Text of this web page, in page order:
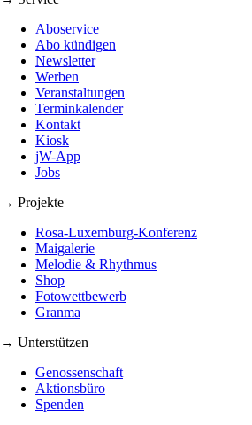
Aboservice
Abo kündigen
Newsletter
Werben
Veranstaltungen
Terminkalender
Kontakt
Kiosk
jW-App
Jobs
→ Projekte
Rosa-Luxemburg-Konferenz
Maigalerie
Melodie & Rhythmus
Shop
Fotowettbewerb
Granma
→ Unterstützen
Genossenschaft
Aktionsbüro
Spenden